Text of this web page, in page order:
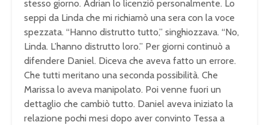
stesso giorno. Adrian lo licenziò personalmente. Lo
seppi da Linda che mi richiamò una sera con la voce
spezzata. “Hanno distrutto tutto,” singhiozzava. “No,
Linda. L’hanno distrutto loro.” Per giorni continuò a
difendere Daniel. Diceva che aveva fatto un errore.
Che tutti meritano una seconda possibilità. Che
Marissa lo aveva manipolato. Poi venne fuori un
dettaglio che cambiò tutto. Daniel aveva iniziato la
relazione pochi mesi dopo aver convinto Tessa a